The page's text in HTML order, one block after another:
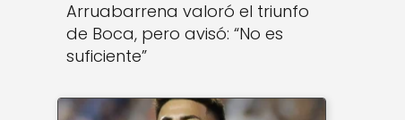
Arruabarrena valoró el triunfo
de Boca, pero avisó: “No es
suficiente”